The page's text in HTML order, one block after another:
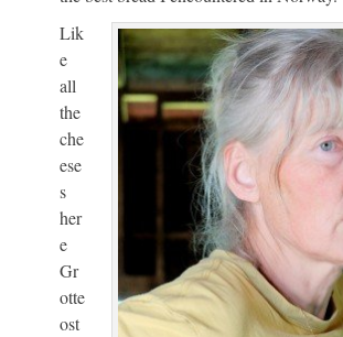
Lik
e
all
the
che
ese
s
her
e
Gr
otte
ost